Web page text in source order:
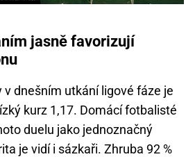
jasně favorizují
v dnešním utkání ligové fáze je
kurz 1,17. Domácí fotbalisté
duelu jako jednoznačný
je vidí i sázkaři. Zhruba 92 %